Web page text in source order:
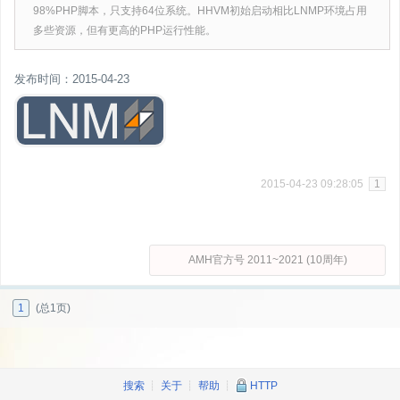
98%PHP脚本，只支持64位系统。HHVM初始启动相比LNMP环境占用
多些资源，但有更高的PHP运行性能。
发布时间：2015-04-23
2015-04-23 09:28:05 1
AMH官方号 2011~2021 (10周年)
1 (总1页)
搜索┊ 关于┊ 帮助 HTTP